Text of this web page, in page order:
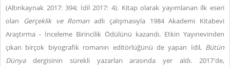
(Altınkaynak 2017: 394; İdil 2017: 4). Kitap olarak yayımlanan ilk eseri
olan Gerçeklik ve Roman adlı çalışmasıyla 1984 Akademi Kitabevi
Araştırma - İnceleme Birincilik Ödülünü kazandı. Etkin Yayınevinden
çıkan birçok biyografik romanın editörlüğünü de yapan İdil, Bütün
Dünyadergisinin sürekli yazarları arasında yer aldı. 2017'de,